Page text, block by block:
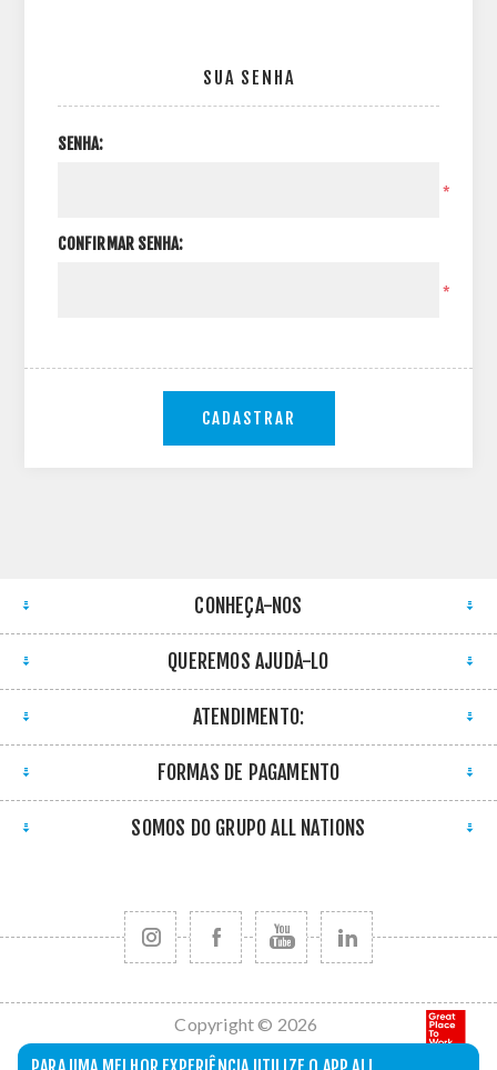
SUA SENHA
SENHA:
*
CONFIRMAR SENHA:
*
CADASTRAR
CONHEÇA-NOS
QUEREMOS AJUDÁ-LO
ATENDIMENTO:
FORMAS DE PAGAMENTO
SOMOS DO GRUPO ALL NATIONS
Copyright © 2026
All Nations. Todos